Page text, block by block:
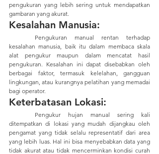
pengukuran yang lebih sering untuk mendapatkan
gambaran yang akurat.
Kesalahan Manusia:
kesalahan manusia, baik itu dalam membaca skala
alat pengukur maupun dalam mencatat hasil
pengukuran. Kesalahan ini dapat disebabkan oleh
berbagai faktor, termasuk kelelahan, gangguan
lingkungan, atau kurangnya pelatihan yang memadai
bagi operator.
Keterbatasan Lokasi:
ditempatkan di lokasi yang mudah dijangkau oleh
pengamat yang tidak selalu representatif dari area
yang lebih luas. Hal ini bisa menyebabkan data yang
tidak akurat atau tidak mencerminkan kondisi curah